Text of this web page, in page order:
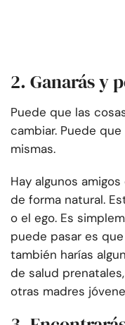
2. Ganarás y
Puede que las
cambiar. Puede
mismas.
Hay algunos
de forma natural.
o el ego. Es
puede pasar es
también harías
de salud
otras madres